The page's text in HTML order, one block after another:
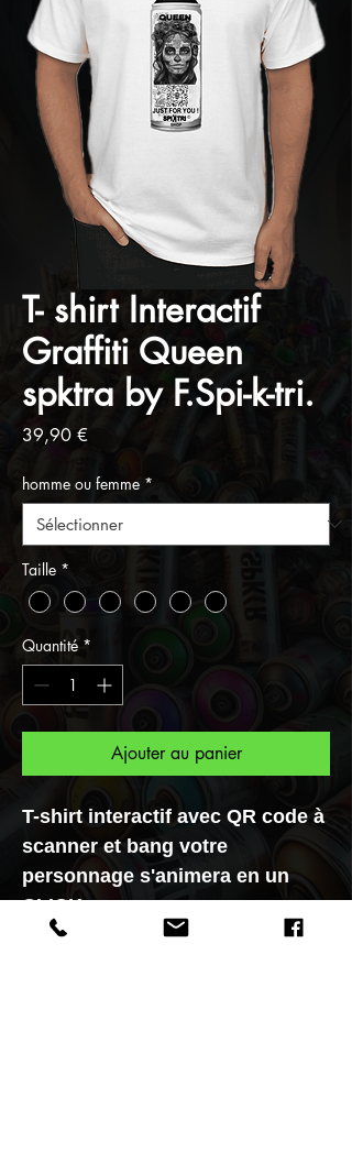
T- shirt Interactif
Graffiti Queen
spktra by F.Spi-k-tri.
39,90 €Prix
homme ou femme *
Taille *
Quantité *
Ajouter au panier
T-shirt interactif avec QR code à
scanner et bang votre
personnage s'animera en un
CLICK.
Pour vous une collection unique